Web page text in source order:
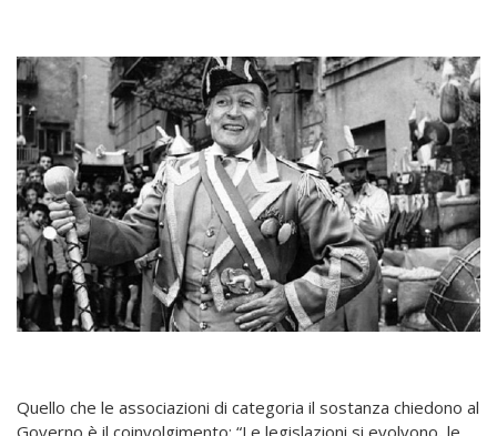
Quello che le associazioni di categoria il sostanza chiedono al